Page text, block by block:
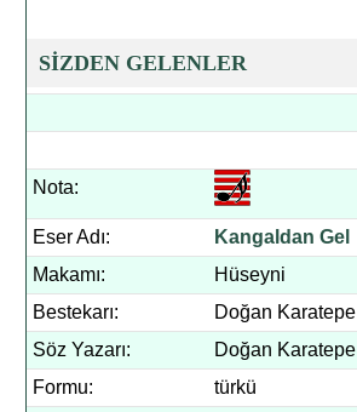
SİZDEN GELENLER
Nota:
Eser Adı:
Kangaldan Gel
Makamı:
Hüseyni
Bestekarı:
Doğan Karatepe
Söz Yazarı:
Doğan Karatepe
Formu:
türkü